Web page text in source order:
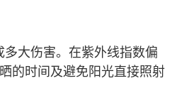
大伤害。在紫外线指数偏
的时间及避免阳光直接照射